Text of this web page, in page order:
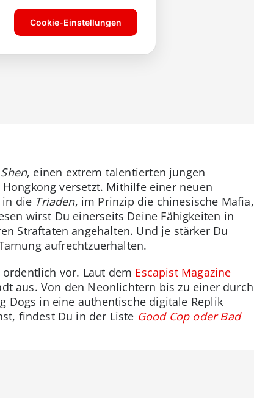
, einen extrem talentierten jungen
versetzt. Mithilfe einer neuen
in die Triaden, im Prinzip die chinesische Mafia,
wirst Du einerseits Deine Fähigkeiten in
Straftaten angehalten. Und je stärker Du
aufrechtzuerhalten.
vor. Laut dem Escapist Magazine
aus. Von den Neonlichtern bis zu einer durch
Dogs in eine authentische digitale Replik
findest Du in der Liste Good Cop oder Bad